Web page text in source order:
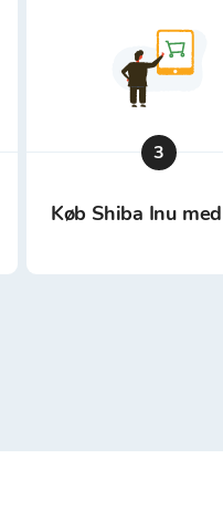
3
Køb Shiba Inu